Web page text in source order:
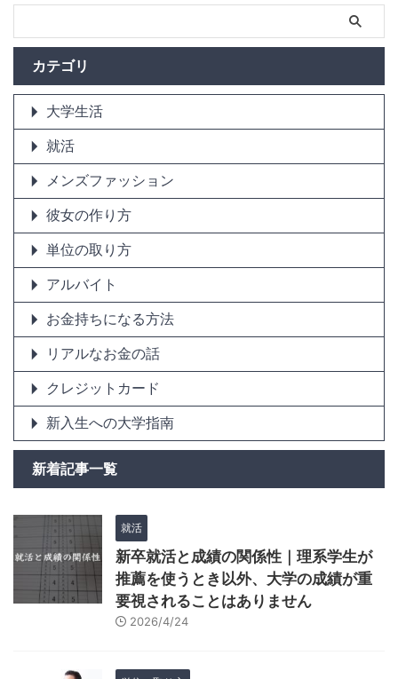
カテゴリ
大学生活
就活
メンズファッション
彼女の作り方
単位の取り方
アルバイト
お金持ちになる方法
リアルなお金の話
クレジットカード
新入生への大学指南
新着記事一覧
就活
新卒就活と成績の関係性｜理系学生が
推薦を使うとき以外、大学の成績が重
要視されることはありません
2026/4/24